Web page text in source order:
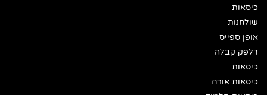
כיסאות
שולחנות
אופן ספייס
דלפק קבלה
כיסאות
כיסאות אורח